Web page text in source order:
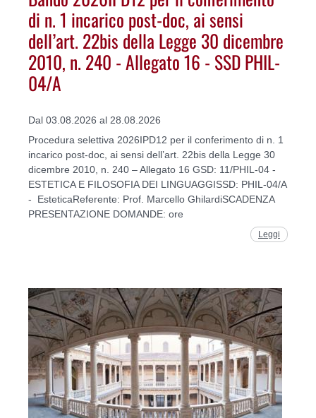
di n. 1 incarico post-doc, ai sensi
dell’art. 22bis della Legge 30 dicembre
2010, n. 240 - Allegato 16 - SSD PHIL-
04/A
Dal 03.08.2026 al 28.08.2026
Procedura selettiva 2026IPD12 per il conferimento di n. 1
incarico post-doc, ai sensi dell’art. 22bis della Legge 30
dicembre 2010, n. 240 – Allegato 16 GSD: 11/PHIL-04 -
ESTETICA E FILOSOFIA DEI LINGUAGGISSD: PHIL-04/A
- EsteticaReferente: Prof. Marcello GhilardiSCADENZA
PRESENTAZIONE DOMANDE: ore
Leggi